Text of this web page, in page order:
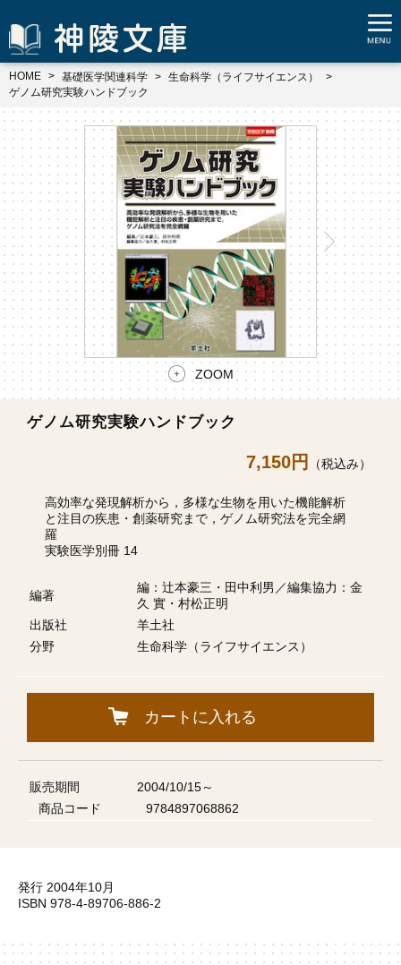
HOME 基礎医学関連科学
生命科学（ライフサイエンス）
ゲノム研究実験ハンドブック
ZOOM
ゲノム研究実験ハンドブック
7,150円 （税込み）
高効率な発現解析から，多様な生物を用いた機能解析
と注目の疾患・創薬研究まで，ゲノム研究法を完全網
羅
実験医学別冊 14
編著
編：辻本豪三・田中利男／編集協力：金
久 實・村松正明
出版社
羊土社
分野
生命科学（ライフサイエンス）
カートに入れる
販売期間
2004/10/15～
商品コード
9784897068862
発行 2004年10月
ISBN 978-4-89706-886-2